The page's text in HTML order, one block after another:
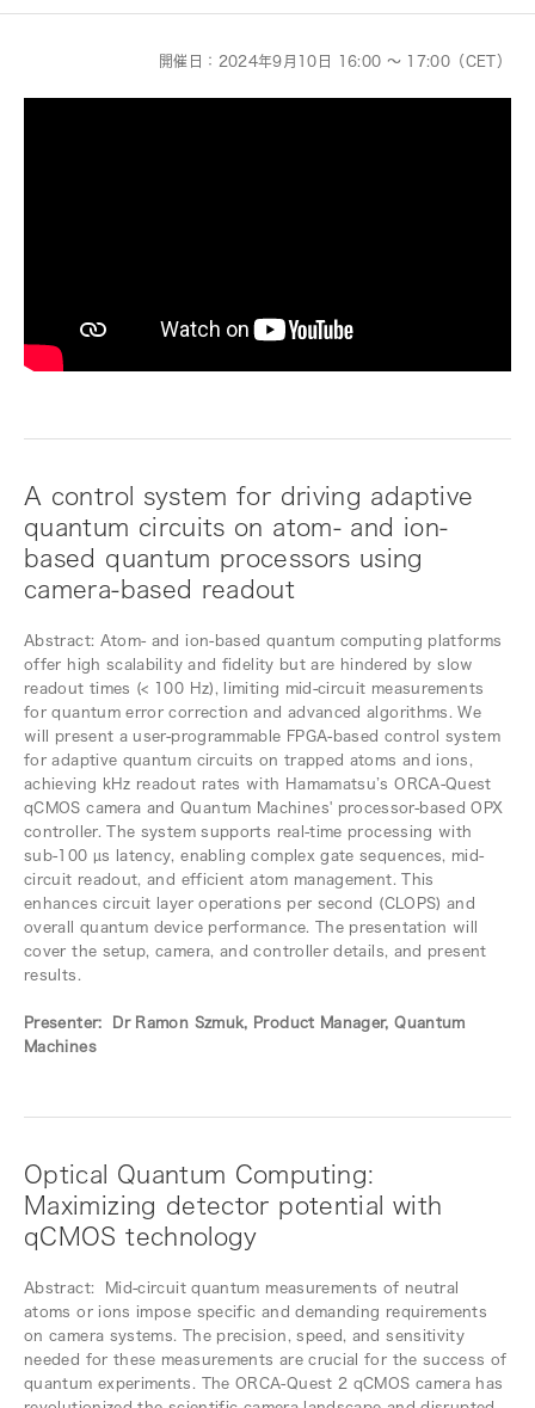
開催日：2024年9月10日 16:00 ～ 17:00（CET）
A control system for driving adaptive
quantum circuits on atom- and ion-
based quantum processors using
camera-based readout
Abstract: Atom- and ion-based quantum computing platforms
offer high scalability and fidelity but are hindered by slow
readout times (< 100 Hz), limiting mid-circuit measurements
for quantum error correction and advanced algorithms. We
will present a user-programmable FPGA-based control system
for adaptive quantum circuits on trapped atoms and ions,
achieving kHz readout rates with Hamamatsu’s ORCA-Quest
qCMOS camera and Quantum Machines' processor-based OPX
controller. The system supports real-time processing with
sub-100 µs latency, enabling complex gate sequences, mid-
circuit readout, and efficient atom management. This
enhances circuit layer operations per second (CLOPS) and
overall quantum device performance. The presentation will
cover the setup, camera, and controller details, and present
results.
Presenter: Dr Ramon Szmuk, Product Manager, Quantum
Machines
Optical Quantum Computing:
Maximizing detector potential with
qCMOS technology
Abstract: Mid-circuit quantum measurements of neutral
atoms or ions impose specific and demanding requirements
on camera systems. The precision, speed, and sensitivity
needed for these measurements are crucial for the success of
quantum experiments. The ORCA-Quest 2 qCMOS camera has